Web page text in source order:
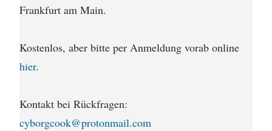
Frankfurt am Main.
Kostenlos, aber bitte per Anmeldung vorab online
hier.
Kontakt bei Rückfragen:
cyborgcook@protonmail.com